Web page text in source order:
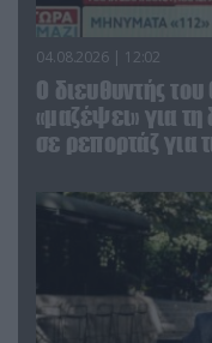
04.08.2026 | 12:02
O διευθυντής
«μαζέψει» για
σε ρεπορτάζ για